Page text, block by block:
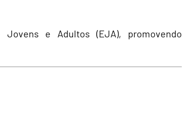
e Adultos (EJA), promovendo